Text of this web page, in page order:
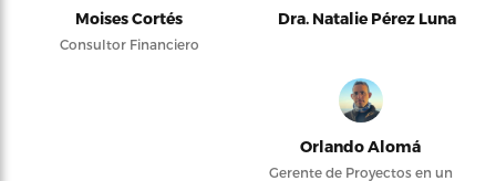
Moises Cortés
Consultor Financiero
Dra. Natalie Pérez Luna
Orlando Alomá
Gerente de Proyectos en un